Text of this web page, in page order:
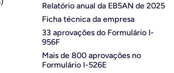
Relatório anual da EB5AN de 2025
Ficha técnica da empresa
33 aprovações do Formulário I-
956F
Mais de 800 aprovações no
Formulário I-526E